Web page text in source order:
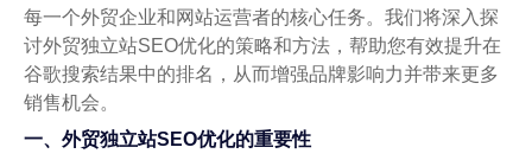
每一个外贸企业和网站运营者的核心任务。我们将深入探
讨外贸独立站SEO优化的策略和方法，帮助您有效提升在
谷歌搜索结果中的排名，从而增强品牌影响力并带来更多
销售机会。
一、外贸独立站SEO优化的重要性